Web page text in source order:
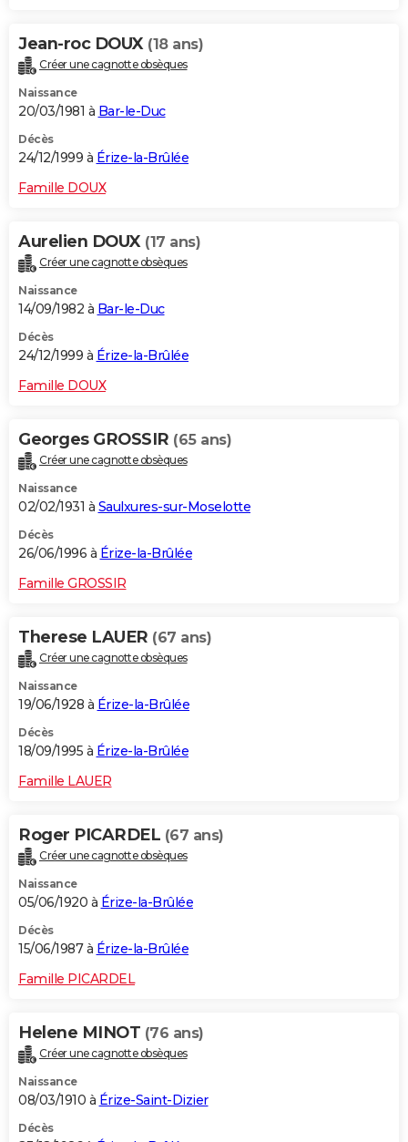
Jean-roc DOUX (18 ans)
Créer une cagnotte obsèques
Naissance
20/03/1981 à Bar-le-Duc
Décès
24/12/1999 à Érize-la-Brûlée
Famille DOUX
Aurelien DOUX (17 ans)
Créer une cagnotte obsèques
Naissance
14/09/1982 à Bar-le-Duc
Décès
24/12/1999 à Érize-la-Brûlée
Famille DOUX
Georges GROSSIR (65 ans)
Créer une cagnotte obsèques
Naissance
02/02/1931 à Saulxures-sur-Moselotte
Décès
26/06/1996 à Érize-la-Brûlée
Famille GROSSIR
Therese LAUER (67 ans)
Créer une cagnotte obsèques
Naissance
19/06/1928 à Érize-la-Brûlée
Décès
18/09/1995 à Érize-la-Brûlée
Famille LAUER
Roger PICARDEL (67 ans)
Créer une cagnotte obsèques
Naissance
05/06/1920 à Érize-la-Brûlée
Décès
15/06/1987 à Érize-la-Brûlée
Famille PICARDEL
Helene MINOT (76 ans)
Créer une cagnotte obsèques
Naissance
08/03/1910 à Érize-Saint-Dizier
Décès